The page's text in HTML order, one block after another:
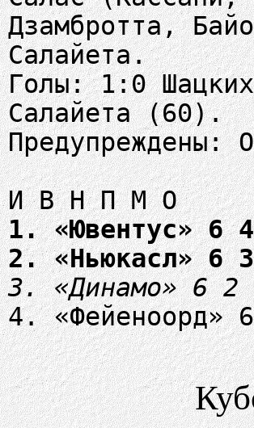
Дзамбротта,
Салайета.
Голы: 1:0
Салайета (60).
Предупреждены:
1. «Ювентус» 6
2. «Ньюкасл» 6
3. «Динамо» 6